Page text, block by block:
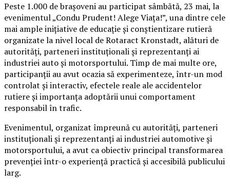
Peste 1.000 de brașoveni au participat sâmbătă, 23 mai, la
evenimentul „Condu Prudent! Alege Viața!”, una dintre cele
mai ample inițiative de educație și conștientizare rutieră
organizate la nivel local de Rotaract Kronstadt, alături de
autorități, parteneri instituționali și reprezentanți ai
industriei auto și motorsportului. Timp de mai multe ore,
participanții au avut ocazia să experimenteze, într-un mod
controlat și interactiv, efectele reale ale accidentelor
rutiere și importanța adoptării unui comportament
responsabil în trafic.
Evenimentul, organizat împreună cu autorități, parteneri
instituționali și reprezentanți ai industriei automotive și
motorsportului, a avut ca obiectiv principal transformarea
prevenției într-o experiență practică și accesibilă publicului
larg.